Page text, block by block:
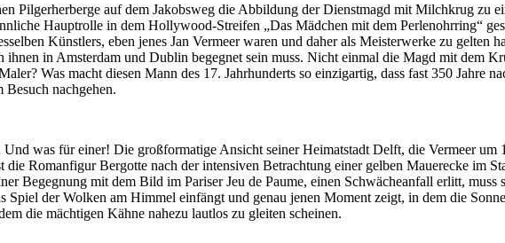
Pilgerherberge auf dem Jakobsweg die Abbildung der Dienstmagd mit Milchkrug zu
Hauptrolle in dem Hollywood-Streifen „Das Mädchen mit dem Perlenohrring“
Künstlers, eben jenes Jan Vermeer waren und daher als Meisterwerke zu gelten
ihnen in Amsterdam und Dublin begegnet sein muss. Nicht einmal die Magd mit dem
Was macht diesen Mann des 17. Jahrhunderts so einzigartig, dass fast 350 Jahre
nachgehen.
was für einer! Die großformatige Ansicht seiner Heimatstadt Delft, die Vermeer um
die Romanfigur Bergotte nach der intensiven Betrachtung einer gelben Mauerecke im
Begegnung mit dem Bild im Pariser Jeu de Paume, einen Schwächeanfall erlitt,
Spiel der Wolken am Himmel einfängt und genau jenen Moment zeigt, in dem die
die mächtigen Kähne nahezu lautlos zu gleiten scheinen.